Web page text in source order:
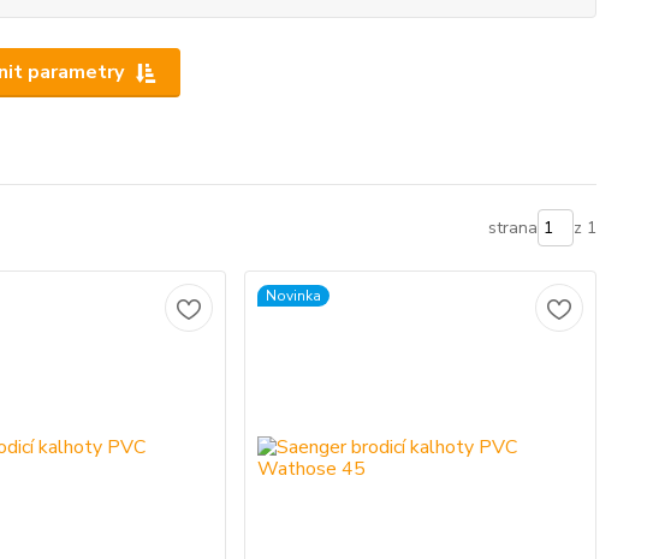
parametry
strana z 1
Novinka